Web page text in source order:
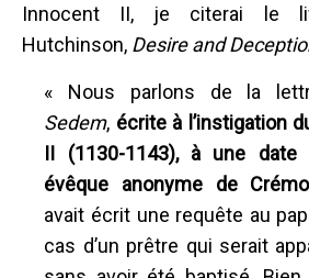
Innocent II, je citerai le
Hutchinson, Desire and
« Nous parlons de la
Sedem, écrite à l’instigation
II (1130-1143), à une date
évêque anonyme de
avait écrit une requête au
cas d’un prêtre qui serait